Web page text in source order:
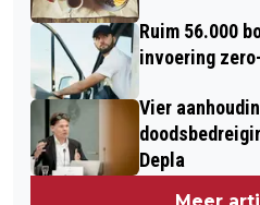
Ruim 56.000
invoering
Vier
Depla
Meer